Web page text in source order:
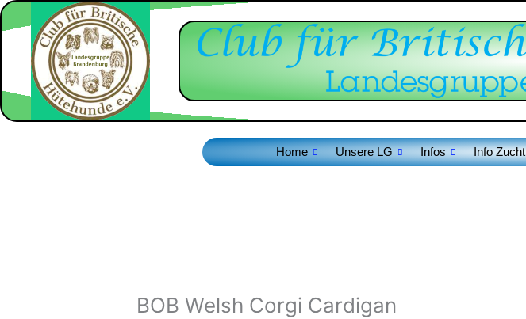
Zum
Inhalt
springen
Home Unsere LG Infos Info Zucht
BOB Welsh Corgi Cardigan